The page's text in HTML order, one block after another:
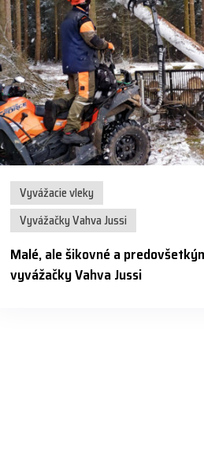
Vyvážacie vleky
Vyvážačky Vahva Jussi
Malé, ale šikovné a
vyvážačky Vahva Jussi